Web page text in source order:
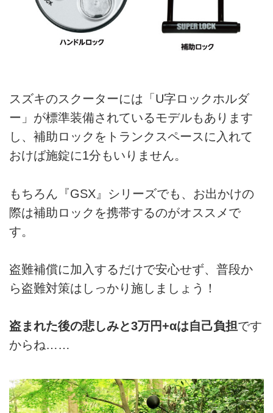
スズキのスクーターには「U字ロックホルダ
ー」が標準装備されているモデルもあります
し、補助ロックをトランクスペースに入れて
おけば施錠に1分もいりません。
もちろん『GSX』シリーズでも、お出かけの
際は補助ロックを携帯するのがオススメで
す。
盗難補償に加入するだけで安心せず、普段か
ら盗難対策はしっかり施しましょう！
盗まれた後の悲しみと3万円+αは自己負担です
からね……